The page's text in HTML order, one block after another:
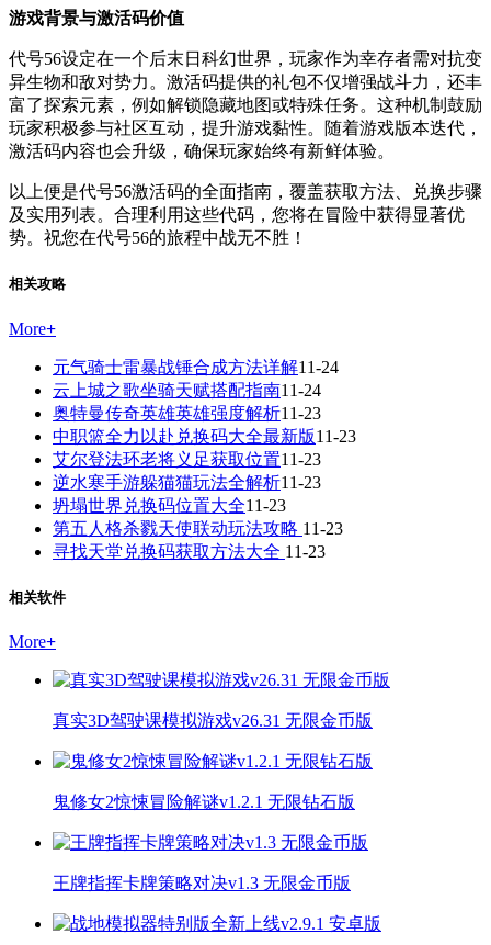
游戏背景与激活码价值
代号56设定在一个后末日科幻世界，玩家作为幸存者需对抗变
异生物和敌对势力。激活码提供的礼包不仅增强战斗力，还丰
富了探索元素，例如解锁隐藏地图或特殊任务。这种机制鼓励
玩家积极参与社区互动，提升游戏黏性。随着游戏版本迭代，
激活码内容也会升级，确保玩家始终有新鲜体验。
以上便是代号56激活码的全面指南，覆盖获取方法、兑换步骤
及实用列表。合理利用这些代码，您将在冒险中获得显著优
势。祝您在代号56的旅程中战无不胜！
相关攻略
More+
元气骑士雷暴战锤合成方法详解11-24
云上城之歌坐骑天赋搭配指南11-24
奥特曼传奇英雄英雄强度解析11-23
中职篮全力以赴兑换码大全最新版11-23
艾尔登法环老将义足获取位置11-23
逆水寒手游躲猫猫玩法全解析11-23
坍塌世界兑换码位置大全11-23
第五人格杀戮天使联动玩法攻略 11-23
寻找天堂兑换码获取方法大全 11-23
相关软件
More+
真实3D驾驶课模拟游戏v26.31 无限金币版
鬼修女2惊悚冒险解谜v1.2.1 无限钻石版
王牌指挥卡牌策略对决v1.3 无限金币版